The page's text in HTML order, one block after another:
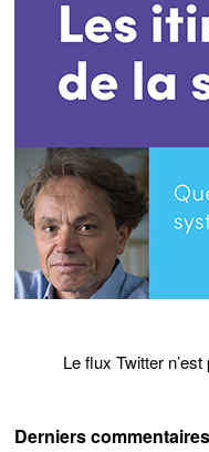
Le flux Twitter
Derniers commentaires